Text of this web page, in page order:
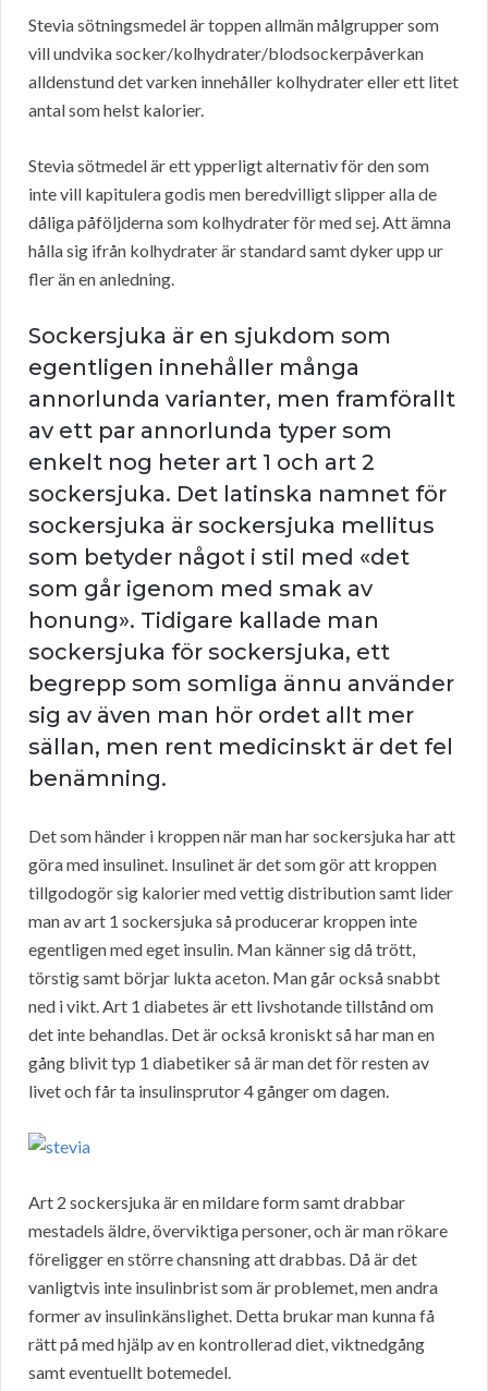
Stevia sötningsmedel är toppen allmän målgrupper som
vill undvika socker/kolhydrater/blodsockerpåverkan
alldenstund det varken innehåller kolhydrater eller ett litet
antal som helst kalorier.
Stevia sötmedel är ett ypperligt alternativ för den som
inte vill kapitulera godis men beredvilligt slipper alla de
dåliga påföljderna som kolhydrater för med sej. Att ämna
hålla sig ifrån kolhydrater är standard samt dyker upp ur
fler än en anledning.
Sockersjuka är en sjukdom som
egentligen innehåller många
annorlunda varianter, men framförallt
av ett par annorlunda typer som
enkelt nog heter art 1 och art 2
sockersjuka. Det latinska namnet för
sockersjuka är sockersjuka mellitus
som betyder något i stil med «det
som går igenom med smak av
honung». Tidigare kallade man
sockersjuka för sockersjuka, ett
begrepp som somliga ännu använder
sig av även man hör ordet allt mer
sällan, men rent medicinskt är det fel
benämning.
Det som händer i kroppen när man har sockersjuka har att
göra med insulinet. Insulinet är det som gör att kroppen
tillgodogör sig kalorier med vettig distribution samt lider
man av art 1 sockersjuka så producerar kroppen inte
egentligen med eget insulin. Man känner sig då trött,
törstig samt börjar lukta aceton. Man går också snabbt
ned i vikt. Art 1 diabetes är ett livshotande tillstånd om
det inte behandlas. Det är också kroniskt så har man en
gång blivit typ 1 diabetiker så är man det för resten av
livet och får ta insulinsprutor 4 gånger om dagen.
Art 2 sockersjuka är en mildare form samt drabbar
mestadels äldre, överviktiga personer, och är man rökare
föreligger en större chansning att drabbas. Då är det
vanligtvis inte insulinbrist som är problemet, men andra
former av insulinkänslighet. Detta brukar man kunna få
rätt på med hjälp av en kontrollerad diet, viktnedgång
samt eventuellt botemedel.